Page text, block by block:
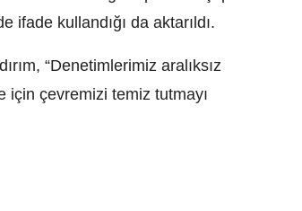
ifade kullandığı da aktarıldı.
“Denetimlerimiz aralıksız
çevremizi temiz tutmayı